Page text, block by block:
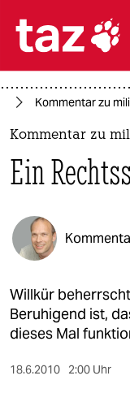

politik
öko
gesellschaft
kultur
sport
berlin
Kommentar zu
Kommentar zu
Ein
Willkür
Beruhigend ist,
dieses Mal
18.6.2010 2:00 Uhr